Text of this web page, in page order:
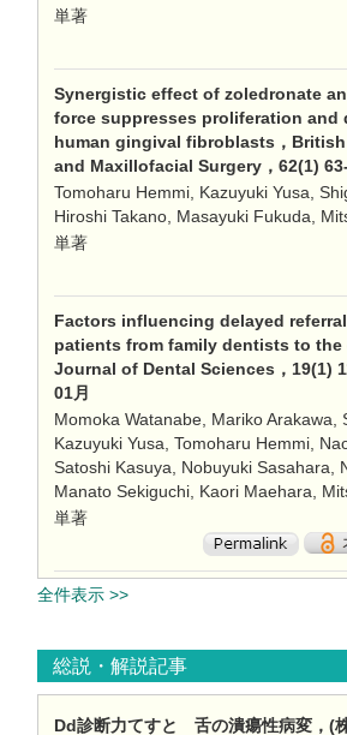
単著
Synergistic effect of zoledronate
force suppresses proliferation and
human gingival fibroblasts，
and Maxillofacial Surgery，62(1) 63-
Tomoharu Hemmi, Kazuyuki Yusa,
Hiroshi Takano, Masayuki Fukuda,
単著
Factors influencing delayed
patients from family dentists to the
Journal of Dental Sciences，19(1)
01月
Momoka Watanabe, Mariko Arakawa,
Kazuyuki Yusa, Tomoharu Hemmi,
Satoshi Kasuya, Nobuyuki Sasahara,
Manato Sekiguchi, Kaori Maehara,
単著
全件表示 >>
総説・解説記事
Dd診断力てすと 舌の潰瘍性病変，(